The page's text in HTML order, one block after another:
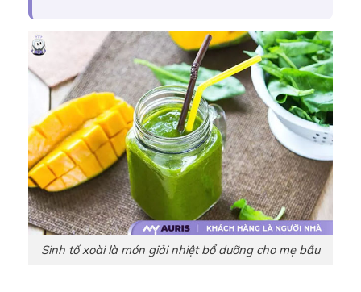
Sinh tố xoài là món giải nhiệt bổ dưỡng cho mẹ bầu